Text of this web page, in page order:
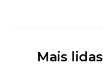
Mais lidas